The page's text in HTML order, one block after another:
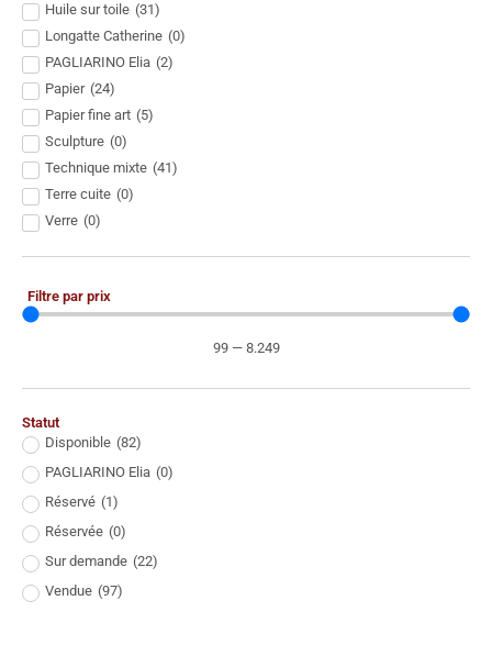
Huile sur toile (31)
Longatte Catherine (0)
PAGLIARINO Elia (2)
Papier (24)
Papier fine art (5)
Sculpture (0)
Technique mixte (41)
Terre cuite (0)
Verre (0)
Filtre par prix
99 — 8.249
Statut
Disponible (82)
PAGLIARINO Elia (0)
Réservé (1)
Réservée (0)
Sur demande (22)
Vendue (97)